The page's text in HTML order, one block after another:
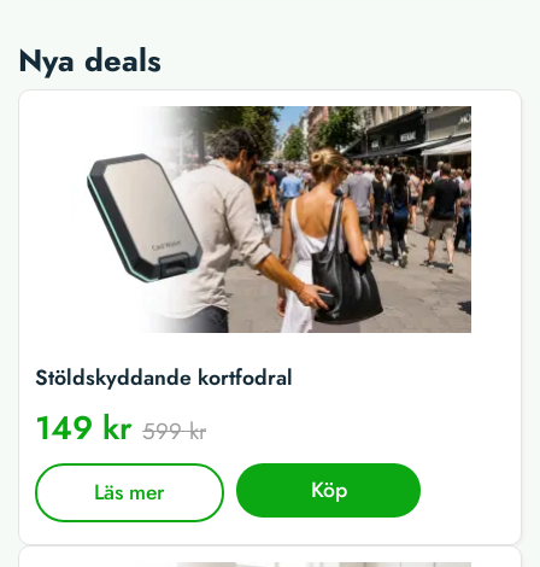
Nya deals
Stöldskyddande kortfodral
149 kr 599 kr
Läs mer Köp